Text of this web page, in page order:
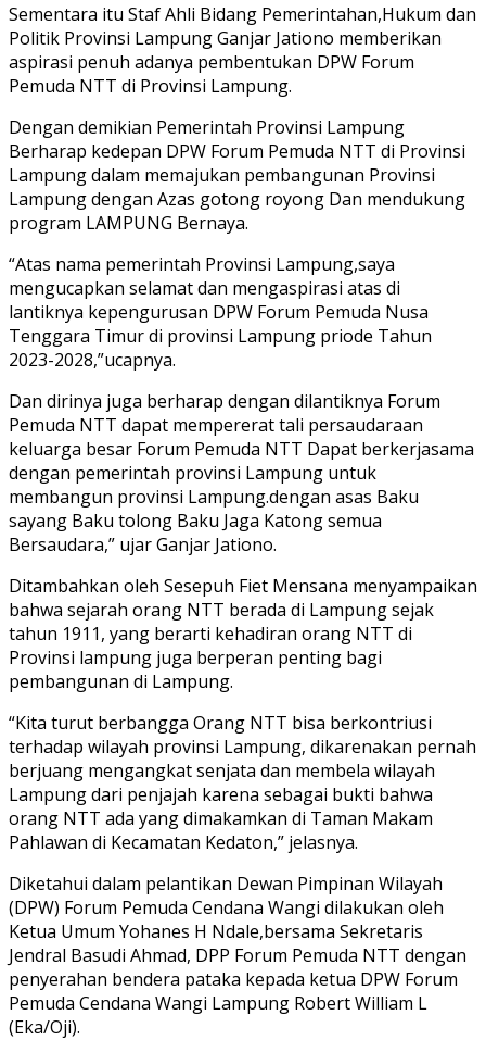
Sementara itu Staf Ahli Bidang Pemerintahan,Hukum dan
Politik Provinsi Lampung Ganjar Jationo memberikan
aspirasi penuh adanya pembentukan DPW Forum
Pemuda NTT di Provinsi Lampung.
Dengan demikian Pemerintah Provinsi Lampung
Berharap kedepan DPW Forum Pemuda NTT di Provinsi
Lampung dalam memajukan pembangunan Provinsi
Lampung dengan Azas gotong royong Dan mendukung
program LAMPUNG Bernaya.
“Atas nama pemerintah Provinsi Lampung,saya
mengucapkan selamat dan mengaspirasi atas di
lantiknya kepengurusan DPW Forum Pemuda Nusa
Tenggara Timur di provinsi Lampung priode Tahun
2023-2028,”ucapnya.
Dan dirinya juga berharap dengan dilantiknya Forum
Pemuda NTT dapat mempererat tali persaudaraan
keluarga besar Forum Pemuda NTT Dapat berkerjasama
dengan pemerintah provinsi Lampung untuk
membangun provinsi Lampung.dengan asas Baku
sayang Baku tolong Baku Jaga Katong semua
Bersaudara,” ujar Ganjar Jationo.
Ditambahkan oleh Sesepuh Fiet Mensana menyampaikan
bahwa sejarah orang NTT berada di Lampung sejak
tahun 1911, yang berarti kehadiran orang NTT di
Provinsi lampung juga berperan penting bagi
pembangunan di Lampung.
“Kita turut berbangga Orang NTT bisa berkontriusi
terhadap wilayah provinsi Lampung, dikarenakan pernah
berjuang mengangkat senjata dan membela wilayah
Lampung dari penjajah karena sebagai bukti bahwa
orang NTT ada yang dimakamkan di Taman Makam
Pahlawan di Kecamatan Kedaton,” jelasnya.
Diketahui dalam pelantikan Dewan Pimpinan Wilayah
(DPW) Forum Pemuda Cendana Wangi dilakukan oleh
Ketua Umum Yohanes H Ndale,bersama Sekretaris
Jendral Basudi Ahmad, DPP Forum Pemuda NTT dengan
penyerahan bendera pataka kepada ketua DPW Forum
Pemuda Cendana Wangi Lampung Robert William L
(Eka/Oji).